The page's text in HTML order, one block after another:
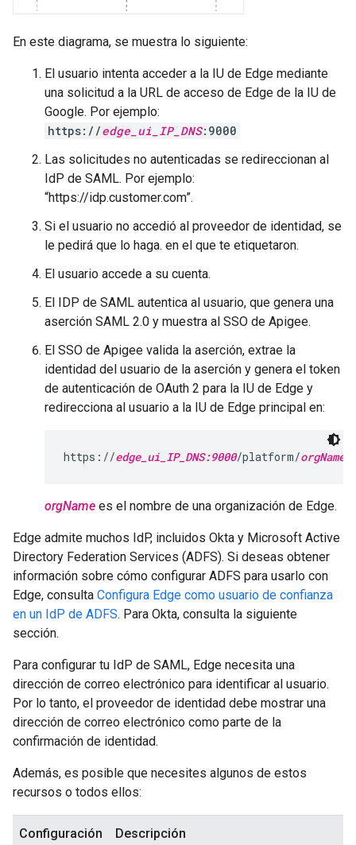
En este diagrama, se muestra lo siguiente:
El usuario intenta acceder a la IU de Edge mediante
una solicitud a la URL de acceso de Edge de la IU de
Google. Por ejemplo:
https://edge_ui_IP_DNS:9000
Las solicitudes no autenticadas se redireccionan al
IdP de SAML. Por ejemplo:
“https://idp.customer.com”.
Si el usuario no accedió al proveedor de identidad, se
le pedirá que lo haga. en el que te etiquetaron.
El usuario accede a su cuenta.
El IDP de SAML autentica al usuario, que genera una
aserción SAML 2.0 y muestra al SSO de Apigee.
El SSO de Apigee valida la aserción, extrae la
identidad del usuario de la aserción y genera el token
de autenticación de OAuth 2 para la IU de Edge y
redirecciona al usuario a la IU de Edge principal en:
https://edge_ui_IP_DNS:9000/platform/orgName
orgName es el nombre de una organización de Edge.
Edge admite muchos IdP, incluidos Okta y Microsoft Active
Directory Federation Services (ADFS). Si deseas obtener
información sobre cómo configurar ADFS para usarlo con
Edge, consulta Configura Edge como usuario de confianza
en un IdP de ADFS. Para Okta, consulta la siguiente
sección.
Para configurar tu IdP de SAML, Edge necesita una
dirección de correo electrónico para identificar al usuario.
Por lo tanto, el proveedor de identidad debe mostrar una
dirección de correo electrónico como parte de la
confirmación de identidad.
Además, es posible que necesites algunos de estos
recursos o todos ellos:
Configuración Descripción